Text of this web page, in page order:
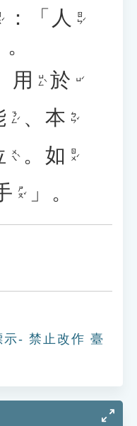
ˊ ：「 人 ㄖㄣˊ
。
用 ㄩㄥˋ 於 ㄩˊ
ㄋㄥˊ 、 本 ㄅㄣˇ
ㄨㄟˋ 。 如 ㄖㄨˊ
ㄕㄡˇ 」。
- 禁止改作 臺